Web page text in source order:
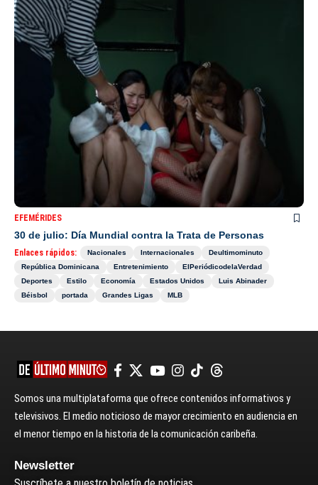
EFEMÉRIDES
30 de julio: Día Mundial contra la Trata de Personas
Enlaces rápidos: Nacionales Internacionales
Deultimominuto
República Dominicana
Entretenimiento
ElPeriódicodelaVerdad
Deportes
Estilo Economía Estados Unidos
Luis Abinader
Béisbol
portada Grandes Ligas MLB
Somos una multiplataforma que ofrece contenidos informativos y
televisivos. El medio noticioso de mayor crecimiento en audiencia en
el menor tiempo en la historia de la comunicación caribeña.
Newsletter